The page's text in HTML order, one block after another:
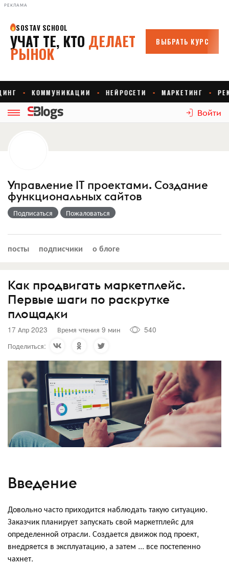
РЕКЛАМА
Войти
Управление IT проектами. Создание
функциональных сайтов
Подписаться Пожаловаться
посты подписчики о блоге
Как продвигать маркетплейс.
Первые шаги по раскрутке
площадки
17 Апр 2023 Время чтения 9 мин
540
Поделиться:
Введение
Довольно часто приходится наблюдать такую ситуацию.
Заказчик планирует запускать свой маркетплейс для
определенной отрасли. Создается движок под проект,
внедряется в эксплуатацию, а затем ... все постепенно
чахнет.